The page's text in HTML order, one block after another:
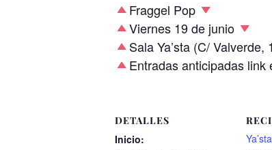
Fraggel Pop
Viernes 19 de junio
Sala Ya’sta (C/ Valverde,
Entradas anticipadas link
DETALLES
Inicio: